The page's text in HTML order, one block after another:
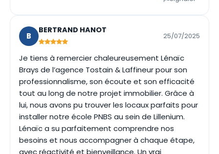
B
BERTRAND HANOT
25/07/2025
Je tiens à remercier chaleureusement Lénaïc
Brays de l’agence Tostain & Laffineur pour son
professionnalisme, son écoute et son efficacité
tout au long de notre projet immobilier. Grâce à
lui, nous avons pu trouver les locaux parfaits pour
installer notre école PNBS au sein de Lillenium.
Lénaïc a su parfaitement comprendre nos
besoins et nous accompagner à chaque étape,
avec réactivité et bienveillance. Un vrai